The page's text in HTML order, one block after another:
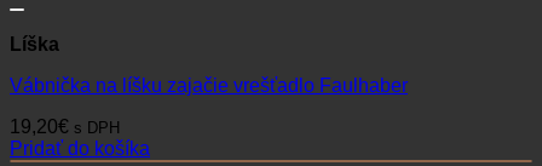
Líška
Vábnička na líšku zajačie vrešťadlo Faulhaber
19,20€ s DPH
Pridať do košíka